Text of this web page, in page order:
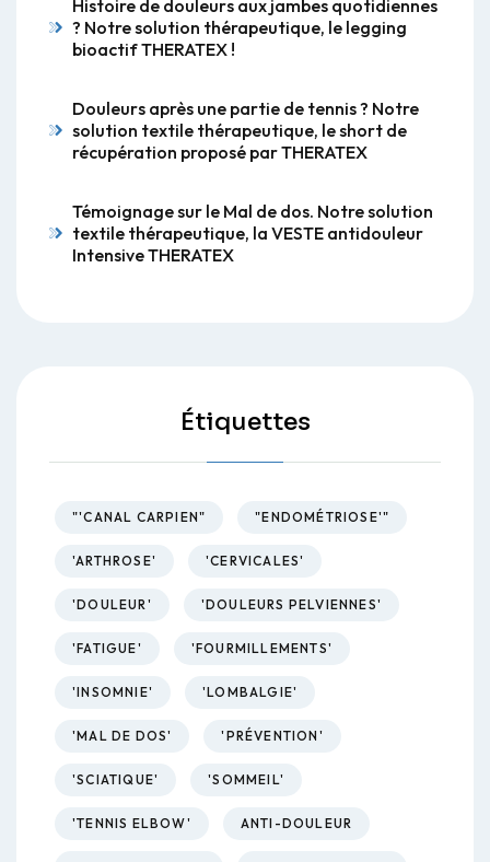
Histoire de douleurs aux jambes quotidiennes
? Notre solution thérapeutique, le legging
bioactif THERATEX !
Douleurs après une partie de tennis ? Notre
solution textile thérapeutique, le short de
récupération proposé par THERATEX
Témoignage sur le Mal de dos. Notre solution
textile thérapeutique, la VESTE antidouleur
Intensive THERATEX
Étiquettes
"'CANAL CARPIEN" "ENDOMÉTRIOSE'"
'ARTHROSE' 'CERVICALES'
'DOULEUR' 'DOULEURS PELVIENNES'
'FATIGUE' 'FOURMILLEMENTS'
'INSOMNIE' 'LOMBALGIE'
'MAL DE DOS' 'PRÉVENTION'
'SCIATIQUE' 'SOMMEIL'
'TENNIS ELBOW' ANTI-DOULEUR